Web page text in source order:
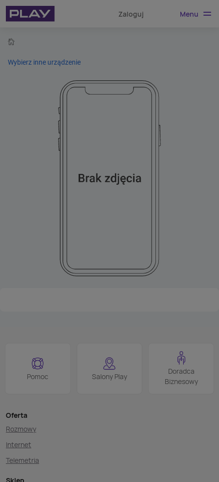
Zaloguj Menu
Wybierz inne urządzenie
Pomoc Salony Play
Doradca
Biznesowy
Oferta
Rozmowy
Internet
Telemetria